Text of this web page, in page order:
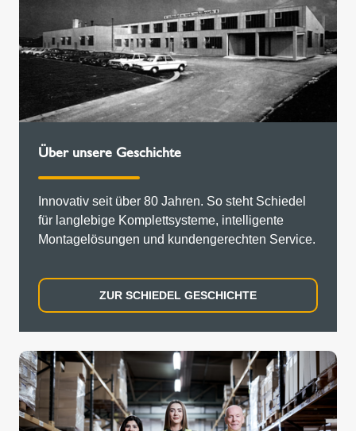
Über unsere Geschichte
Innovativ seit über 80 Jahren. So steht Schiedel
für langlebige Komplettsysteme, intelligente
Montagelösungen und kundengerechten Service.
ZUR SCHIEDEL GESCHICHTE